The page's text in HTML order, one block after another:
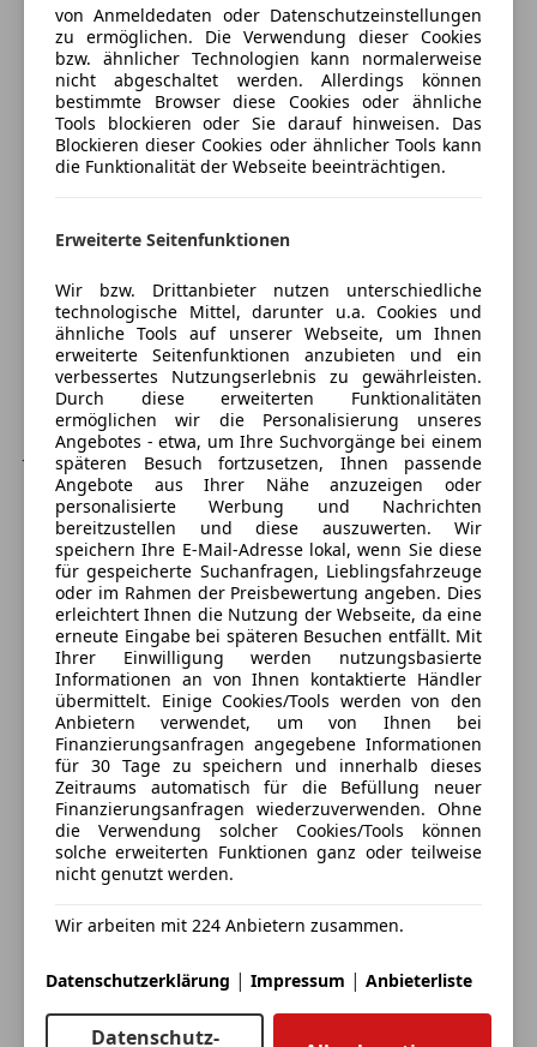
Müdigkeitswarnsystem
Notbremsassistent
Notrufsystem
Reifendruckkontrollsystem
Seitenairbag
Servolenkung
Spurhalteassistent
Extras
Alufelgen
Innenspiegel automatisch abblendend
Sprachsteuerung
Touchscreen
Jetzt berechnen
Verkäufer Händler
Sternebewertung 4.5 von 5
4,5Sterne
Anbieter auf AutoScout24 seit 2008
Hafenstraße 63,
3500 Krems an der Donau, AT
Kontakt
Johann Graf
Alle Fahrzeuge des Anbieters
Anbieter kontaktieren
Deine Nachricht
Eintauschwagen: Kaufen und verkaufen in nur einem
(unverbindlich).
von Anmeldedaten oder Datenschutzeinstellungen
zu ermöglichen. Die Verwendung dieser Cookies
bzw. ähnlicher Technologien kann normalerweise
nicht abgeschaltet werden. Allerdings können
bestimmte Browser diese Cookies oder ähnliche
Tools blockieren oder Sie darauf hinweisen. Das
Blockieren dieser Cookies oder ähnlicher Tools kann
die Funktionalität der Webseite beeinträchtigen.
Erweiterte Seitenfunktionen
Wir bzw. Drittanbieter nutzen unterschiedliche
technologische Mittel, darunter u.a. Cookies und
ähnliche Tools auf unserer Webseite, um Ihnen
erweiterte Seitenfunktionen anzubieten und ein
verbessertes Nutzungserlebnis zu gewährleisten.
Durch diese erweiterten Funktionalitäten
ermöglichen wir die Personalisierung unseres
Angebotes - etwa, um Ihre Suchvorgänge bei einem
späteren Besuch fortzusetzen, Ihnen passende
Angebote aus Ihrer Nähe anzuzeigen oder
personalisierte Werbung und Nachrichten
bereitzustellen und diese auszuwerten. Wir
speichern Ihre E-Mail-Adresse lokal, wenn Sie diese
für gespeicherte Suchanfragen, Lieblingsfahrzeuge
oder im Rahmen der Preisbewertung angeben. Dies
erleichtert Ihnen die Nutzung der Webseite, da eine
erneute Eingabe bei späteren Besuchen entfällt. Mit
Ihrer Einwilligung werden nutzungsbasierte
Informationen an von Ihnen kontaktierte Händler
übermittelt. Einige Cookies/Tools werden von den
Anbietern verwendet, um von Ihnen bei
Finanzierungsanfragen angegebene Informationen
für 30 Tage zu speichern und innerhalb dieses
Zeitraums automatisch für die Befüllung neuer
Finanzierungsanfragen wiederzuverwenden. Ohne
die Verwendung solcher Cookies/Tools können
solche erweiterten Funktionen ganz oder teilweise
nicht genutzt werden.
Wir arbeiten mit 224 Anbietern zusammen.
Datenschutzerklärung | Impressum | Anbieterliste
Datenschutz-